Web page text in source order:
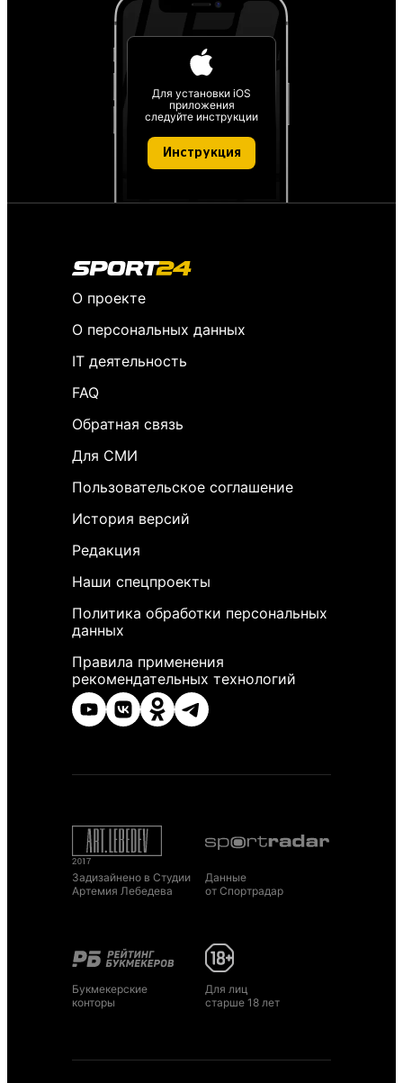
Для установки iOS
приложения
следуйте инструкции
Инструкция
О проекте
О персональных данных
IT деятельность
FAQ
Обратная связь
Для СМИ
Пользовательское соглашение
История версий
Редакция
Наши спецпроекты
Политика обработки персональных
данных
Правила применения
рекомендательных технологий
Задизайнено в Студии
Артемия Лебедева
Данные
от Спортрадар
Букмекерские
конторы
Для лиц
старше 18 лет